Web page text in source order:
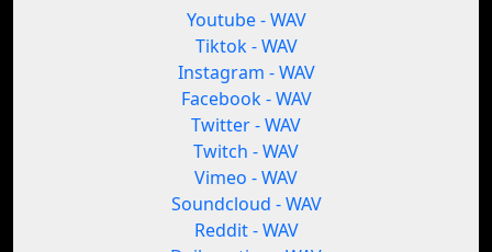
Youtube - WAV
Tiktok - WAV
Instagram - WAV
Facebook - WAV
Twitter - WAV
Twitch - WAV
Vimeo - WAV
Soundcloud - WAV
Reddit - WAV